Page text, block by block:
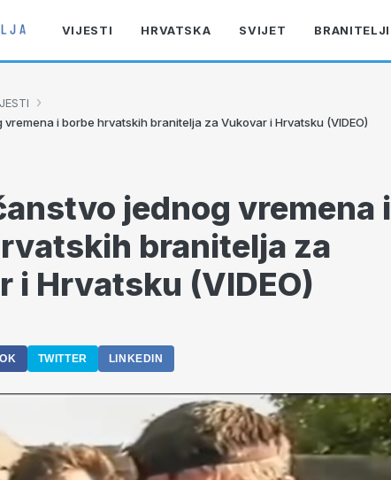
VIJESTI HRVATSKA SVIJET BRANITELJI
›
i borbe hrvatskih branitelja za Vukovar i Hrvatsku (VIDEO)
jednog vremena i
branitelja za
i Hrvatsku (VIDEO)
TWITTER LINKEDIN